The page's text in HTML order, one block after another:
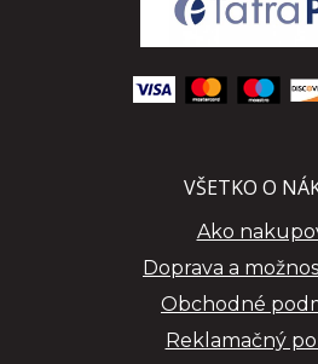
VŠETKO O
Ako
Doprava a
Obchodné
Reklamačný